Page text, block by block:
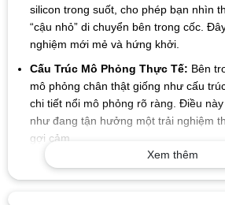
silicon trong suốt, cho phép bạn nhìn
“cậu nhỏ” di chuyển bên trong cốc.
nghiệm mới mẻ và hứng khởi.
Cấu Trúc Mô Phỏng Thực Tế: Bên
mô phỏng chân thật giống như cấu
chi tiết nổi mô phỏng rõ ràng. Điều
như đang tận hưởng một trải nghiệm
gợi cảm.
Chất Liệu An Toàn:
Sản phẩm được
không gây kích ứng cho da, đảm bảo
Xem thêm